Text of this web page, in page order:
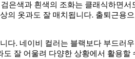
색과 흰색의 조화는 클래식하면서
옷과도 잘 매치됩니다. 출퇴근용
. 네이비 컬러는 블랙보다 부드러
잘 어울려 다양한 상황에서 활용